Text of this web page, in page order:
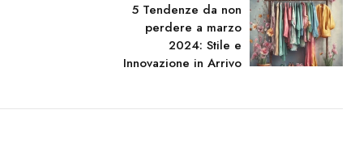
5 Tendenze da non
perdere a marzo
2024: Stile e
Innovazione in Arrivo